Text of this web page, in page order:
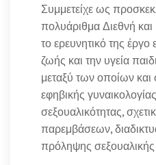
Συμμετείχε ως
πολυάριθμα Διεθνή
το ερευνητικό της έργο
ζωής και την υγεία
μεταξύ των οποίων και
εφηβικής
σεξουαλικότητας,
παρεμβάσεων,
πρόληψης